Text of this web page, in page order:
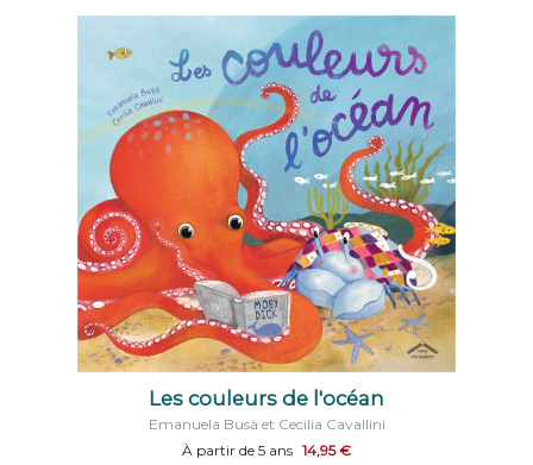
Les couleurs de l'océan
Emanuela Busà et Cecilia Cavallini
À partir de 5 ans 14,95 €